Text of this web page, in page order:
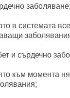
заболяване;
в системата
и сърдечно
към момента